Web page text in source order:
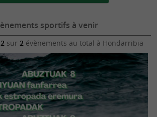
sportifs à venir
sur 2 évènements au total à Hondarribia